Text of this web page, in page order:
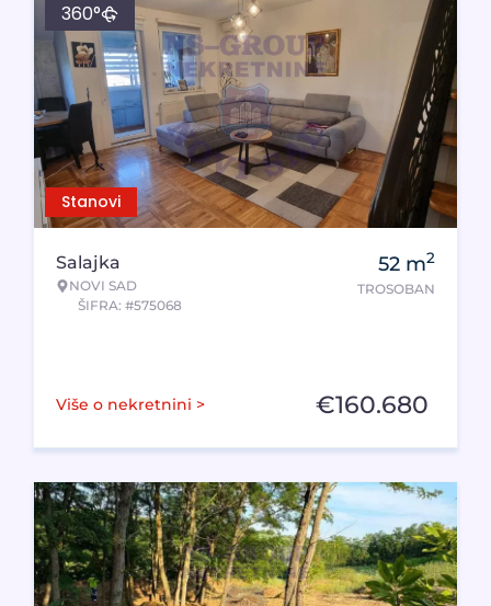
Stanovi
360°
Salajka
NOVI SAD
ŠIFRA: #575068
52 m2
TROSOBAN
Više o nekretnini > €160.680